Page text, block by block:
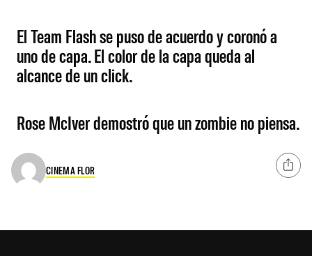
El Team Flash se puso de acuerdo y coronó a
uno de capa. El color de la capa queda al
alcance de un click.
Rose McIver demostró que un zombie no piensa.
CINEMA FLOR